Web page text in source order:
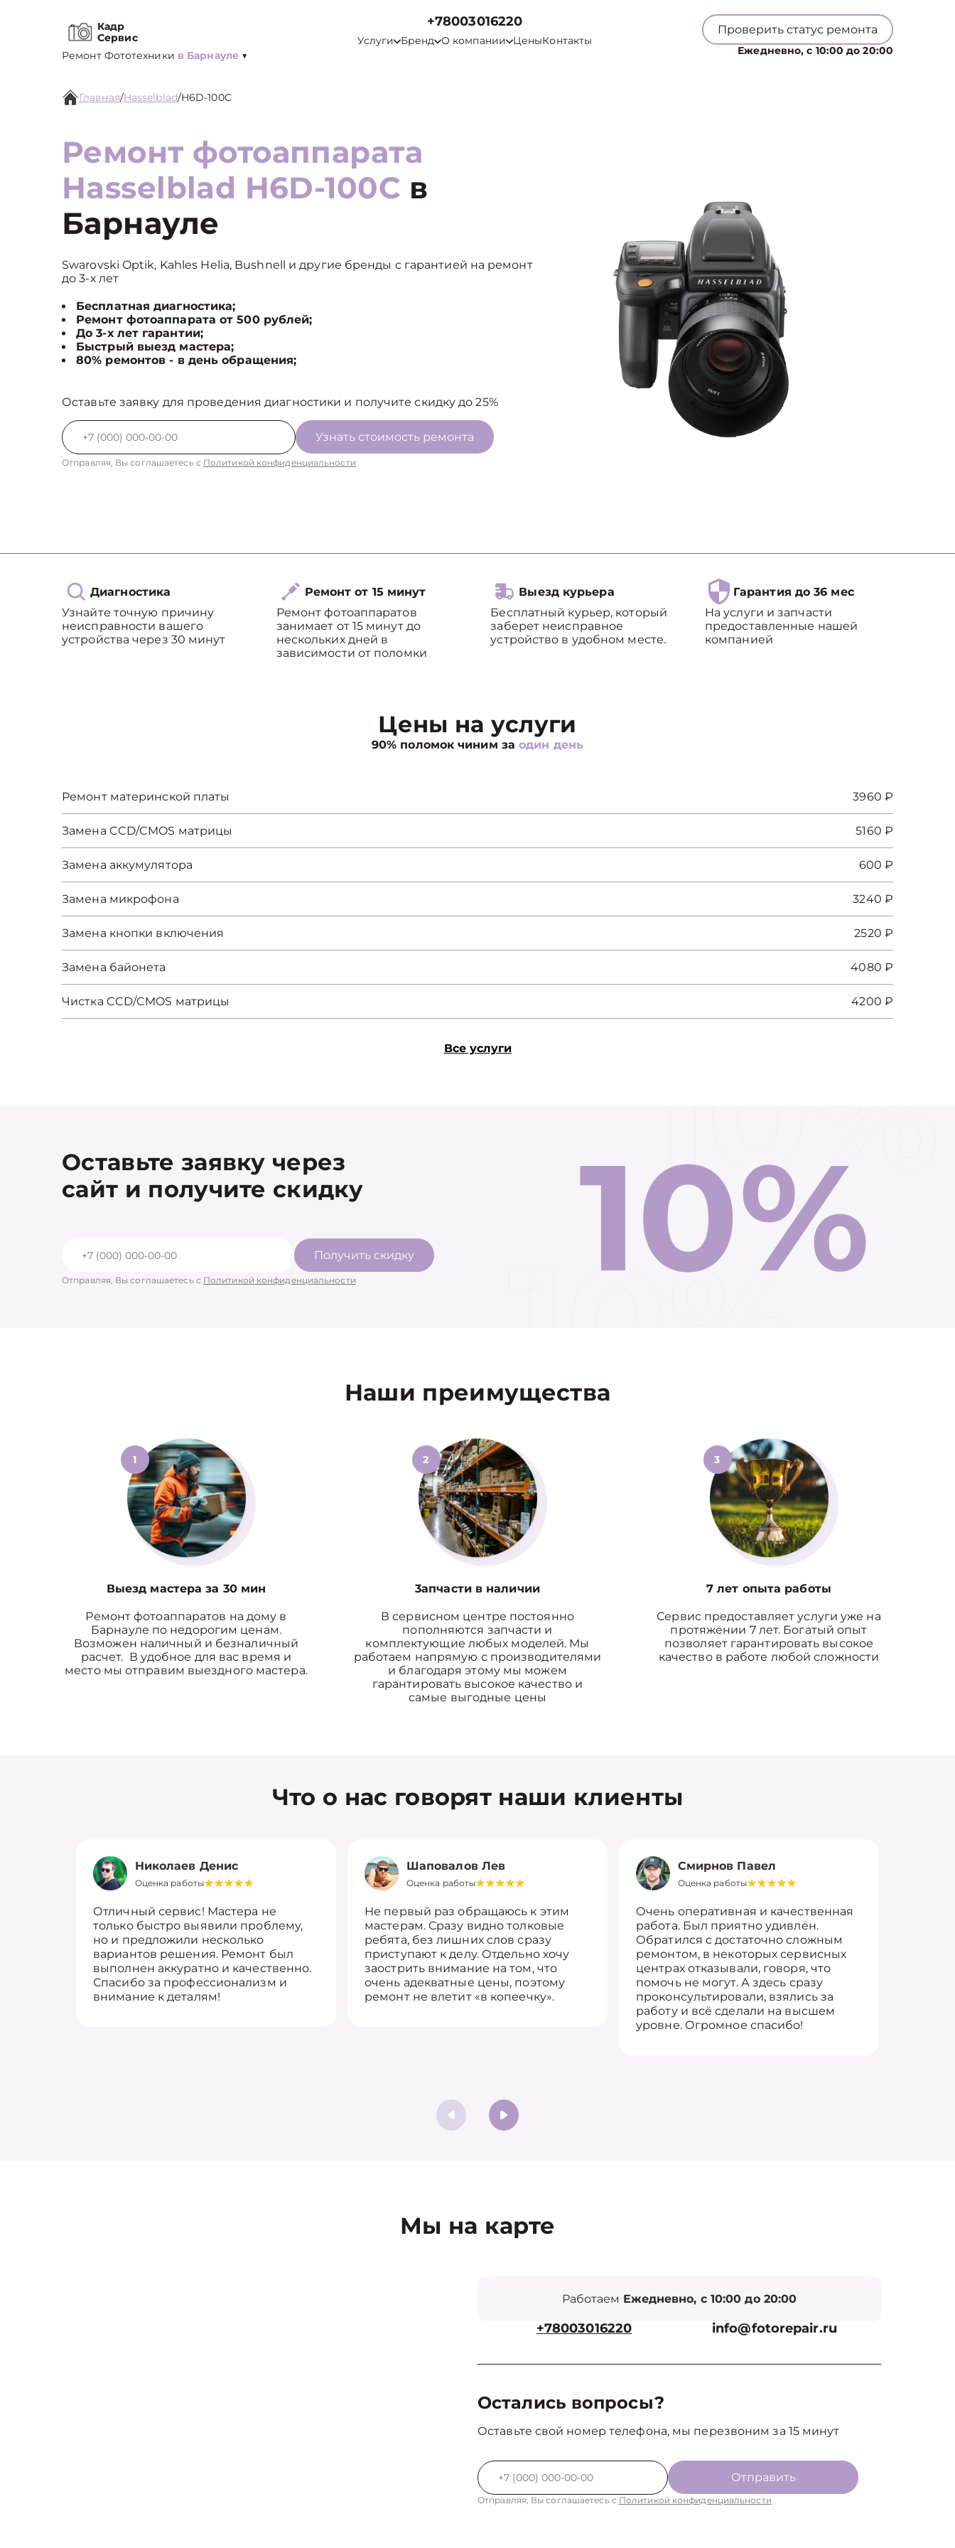
Кадр
Сервис
Ремонт Фототехники в Барнауле ▼
+78003016220
Услуги Бренд О компании ЦеныКонтакты
Проверить статус ремонта
Ежедневно, с 10:00 до 20:00
Главная/Hasselblad/H6D-100C
Ремонт фотоаппарата
Hasselblad H6D-100C в
Барнауле
Swarovski Optik, Kahles Helia, Bushnell и другие бренды с гарантией на ремонт
до 3-х лет
Бесплатная диагностика;
Ремонт фотоаппарата от 500 рублей;
До 3-х лет гарантии;
Быстрый выезд мастера;
80% ремонтов - в день обращения;
Оставьте заявку для проведения диагностики и получите скидку до 25%
Узнать стоимость ремонта
Отправляя, Вы соглашаетесь с Политикой конфиденциальности
Диагностика
Узнайте точную причину
неисправности вашего
устройства через 30 минут
Ремонт от 15 минут
Ремонт фотоаппаратов
занимает от 15 минут до
нескольких дней в
зависимости от поломки
Выезд курьера
Бесплатный курьер, который
заберет неисправное
устройство в удобном месте.
Гарантия до 36 мес
На услуги и запчасти
предоставленные нашей
компанией
Цены на услуги
90% поломок чиним заодин день
Ремонт материнской платы 3960 ₽
Замена CCD/CMOS матрицы 5160 ₽
Замена аккумулятора 600 ₽
Замена микрофона 3240 ₽
Замена кнопки включения 2520 ₽
Замена байонета 4080 ₽
Чистка CCD/CMOS матрицы 4200 ₽
Все услуги
Оставьте заявку через
сайт и получите скидку
Получить скидку
Отправляя, Вы соглашаетесь с Политикой конфиденциальности 10%
10%
10%
Наши преимущества
1
Выезд мастера за 30 мин
Ремонт фотоаппаратов на дому в
Барнауле по недорогим ценам.
Возможен наличный и безналичный
расчет. В удобное для вас время и
место мы отправим выездного мастера.
2
3апчасти в наличии
В сервисном центре постоянно
пополняются запчасти и
комплектующие любых моделей. Мы
работаем напрямую с производителями
и благодаря этому мы можем
гарантировать высокое качество и
самые выгодные цены
3
7 лет опыта работы
Сервис предоставляет услуги уже на
протяжении 7 лет. Богатый опыт
позволяет гарантировать высокое
качество в работе любой сложности
Что о нас говорят наши клиенты
Николаев Денис
Оценка работы
Отличный сервис! Мастера не
только быстро выявили проблему,
но и предложили несколько
вариантов решения. Ремонт был
выполнен аккуратно и качественно.
Спасибо за профессионализм и
внимание к деталям!
Шаповалов Лев
Оценка работы
Не первый раз обращаюсь к этим
мастерам. Сразу видно толковые
ребята, без лишних слов сразу
приступают к делу. Отдельно хочу
заострить внимание на том, что
очень адекватные цены, поэтому
ремонт не влетит «в копеечку».
Смирнов Павел
Оценка работы
Очень оперативная и качественная
работа. Был приятно удивлён.
Обратился с достаточно сложным
ремонтом, в некоторых сервисных
центрах отказывали, говоря, что
помочь не могут. А здесь сразу
проконсультировали, взялись за
работу и всё сделали на высшем
уровне. Огромное спасибо!
Мы на карте
Работаем Ежедневно, с 10:00 до 20:00
+78003016220 info@fotorepair.ru
Остались вопросы?
Оставьте свой номер телефона, мы перезвоним за 15 минут
Отправить
Отправляя, Вы соглашаетесь с Политикой конфиденциальности